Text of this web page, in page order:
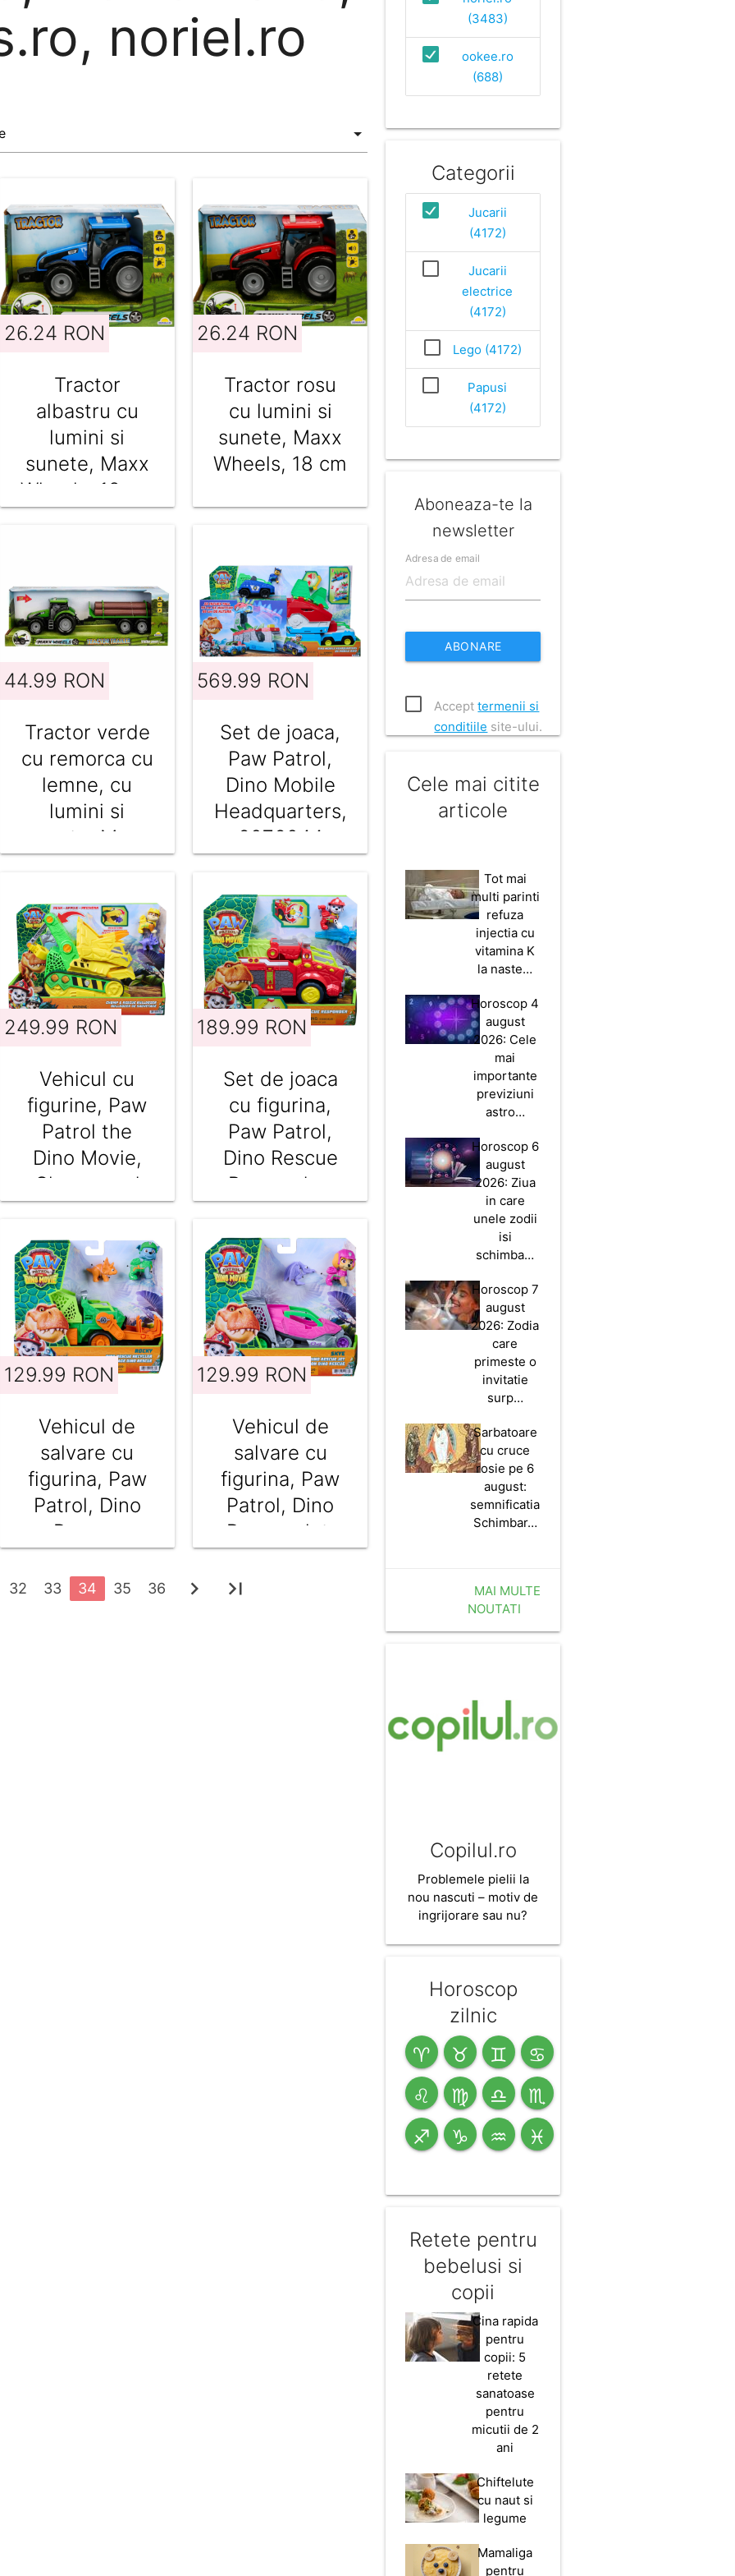
noriel.ro
26.24 RON
Tractor
albastru cu
lumini si
sunete, Maxx
Wheels, 18 cm
26.24 RON
Tractor rosu
cu lumini si
sunete, Maxx
Wheels, 18 cm
44.99 RON
Tractor verde
cu remorca cu
lemne, cu
lumini si
sunete, Maxx
569.99 RON
Set de joaca,
Paw Patrol,
Dino Mobile
Headquarters,
6076044
249.99 RON
Vehicul cu
figurine, Paw
Patrol the
Dino Movie,
Chomp and
Rescue
Bulldozer,
6075978
189.99 RON
Set de joaca
cu figurina,
Paw Patrol,
Dino Rescue
Responder,
Marshall,
6076167
129.99 RON
Vehicul de
salvare cu
figurina, Paw
Patrol, Dino
Rescue
Rocky,
129.99 RON
Vehicul de
salvare cu
figurina, Paw
Patrol, Dino
Rescue Jet,
6075758
32 33 34 35 36 chevron_right last_page
(3483)
ookee.ro
(688)
Categorii
Jucarii
(4172)
Jucarii
electrice
(4172)
Lego (4172)
Papusi
(4172)
Aboneaza-te la
newsletter
Adresa de email
ABONARE
Accepttermenii si
conditiile site-ului.
Cele mai citite
articole
Tot mai
multi parinti
refuza
injectia cu
vitamina K
la naste…
Horoscop 4
august
2026: Cele
mai
importante
previziuni
astro…
Horoscop 6
august
2026: Ziua
in care
unele zodii
isi
schimba…
Horoscop 7
august
2026: Zodia
care
primeste o
invitatie
surp…
Sarbatoare
cu cruce
rosie pe 6
august:
semnificatia
Schimbar…
MAI MULTE
NOUTATI
Copilul.ro
Problemele pielii la
nou nascuti – motiv de
ingrijorare sau nu?
Horoscop
zilnic
♈ ♉ ♊ ♋
♌ ♍ ♎ ♏
♐ ♑ ♒ ♓
Retete pentru
bebelusi si
copii
Cina rapida
pentru
copii: 5
retete
sanatoase
pentru
micutii de 2
ani
Chiftelute
cu naut si
legume
Mamaliga
pentru